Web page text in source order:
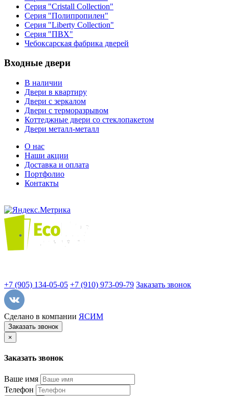
Серия "Cristall Collection"
Серия "Полипропилен"
Серия "Liberty Collection"
Серия "ПВХ"
Чебоксарская фабрика дверей
Входные двери
В наличии
Двери в квартиру
Двери с зеркалом
Двери с терморазрывом
Коттеджные двери со стеклопакетом
Двери металл-металл
О нас
Наши акции
Доставка и оплата
Портфолио
Контакты
+7 (905) 134-05-05 +7 (910) 973-09-79 Заказать звонок
Сделано в компании ЯСИМ
Заказать звонок
×
Заказать звонок
Ваше имя
Телефон